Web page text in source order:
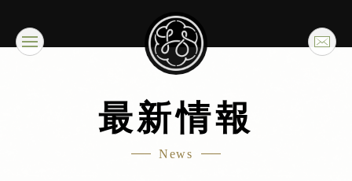
最新情報
News